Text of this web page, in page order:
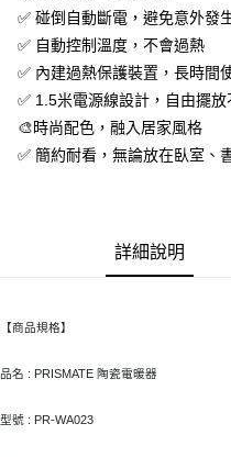
1.分期款項不併入電信帳單，「大
醒簡訊。
2.透過簡訊連結打開帳單後，可選
帳／街口支付／iPASS MONEY」
【注意事項】
1.本服務係由「台灣大哥大股份有
用戶於交易時，得透過本服務購
3.完整用戶服務條款，請詳閱以下
【「AFTEE先享後付」結帳流程】
１．於結帳方式選擇「AFTEE先享
２．訂單成立數日內，您將收到繳
３．收到繳費通知簡訊後14天內，
ATM／網路銀行／等多元方式進行
※ 請注意：結帳手續完成當下不
購買商品的店家。未經商家同意取
權轉讓予恩沛科技股份有限公司。
https://aftee.tw/terms/#terms3
「AFTEE先享後付」，若未經同
每筆NT$70，滿NT$899(含以上
付款後7-11取貨
宅配
每筆NT$100，滿NT$1,000(含
✅ 碰倒自動斷電，避免意外發
✅ 自動控制溫度，不會過熱
✅ 內建過熱保護裝置，長時間
✅ 1.5米電源線設計，自由擺放
🎨時尚配色，融入居家風格
✅ 簡約耐看，無論放在臥室、
詳細說明
【商品規格】
品名 : PRISMATE 陶瓷電暖器
型號 : PR-WA023